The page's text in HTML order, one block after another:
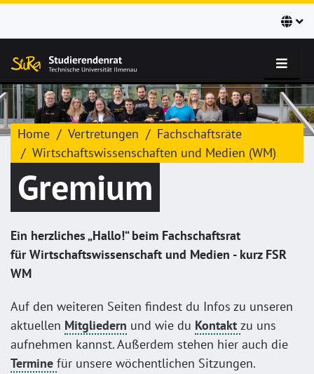
Home Vertretungen
Fachschaftsräte
Wirtschaftswissenschaften und Medien (WM)
Gremium
Ein herzliches „Hallo!“ beim Fachschaftsrat
für Wirtschaftswissenschaft und Medien - kurz FSR
WM
Auf den weiteren Seiten findest du Infos zu unseren
aktuellen Mitgliedern und wie du Kontakt zu uns
aufnehmen kannst. Außerdem stehen hier auch die
Termine für unsere wöchentlichen Sitzungen.